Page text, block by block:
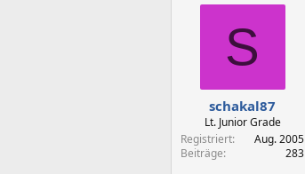
s
t
a
m
S
schakal87
Lt. Junior Grade
Registriert
Aug. 2005
Beiträge
283